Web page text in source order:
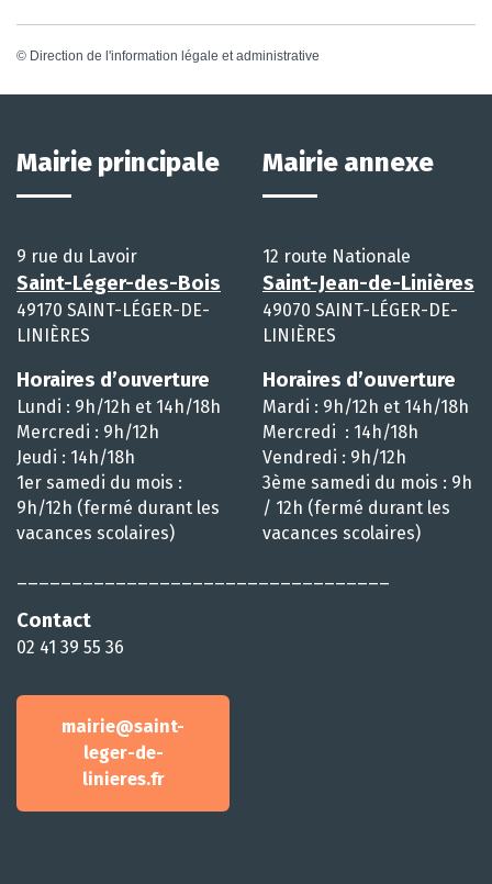
© Direction de l'information légale et administrative
Mairie principale
9 rue du Lavoir
Saint-Léger-des-Bois
49170 SAINT-LÉGER-DE-
LINIÈRES
Horaires d’ouverture
Lundi : 9h/12h et 14h/18h
Mercredi : 9h/12h
Jeudi : 14h/18h
1er samedi du mois :
9h/12h (fermé durant les
vacances scolaires)
Contact
02 41 39 55 36
mairie@saint-
leger-de-
linieres.fr
Mairie annexe
12 route Nationale
Saint-Jean-de-Linières
49070 SAINT-LÉGER-DE-
LINIÈRES
Horaires d’ouverture
Mardi : 9h/12h et 14h/18h
Mercredi : 14h/18h
Vendredi : 9h/12h
3ème samedi du mois : 9h
/ 12h (fermé durant les
vacances scolaires)